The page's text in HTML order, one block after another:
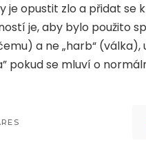
je opustit zlo a přidat se
je, aby bylo použito
a ne „harb“ (válka),
pokud se mluví o